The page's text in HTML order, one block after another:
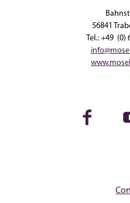
56841
Tel.: +49 (0)
Facebook